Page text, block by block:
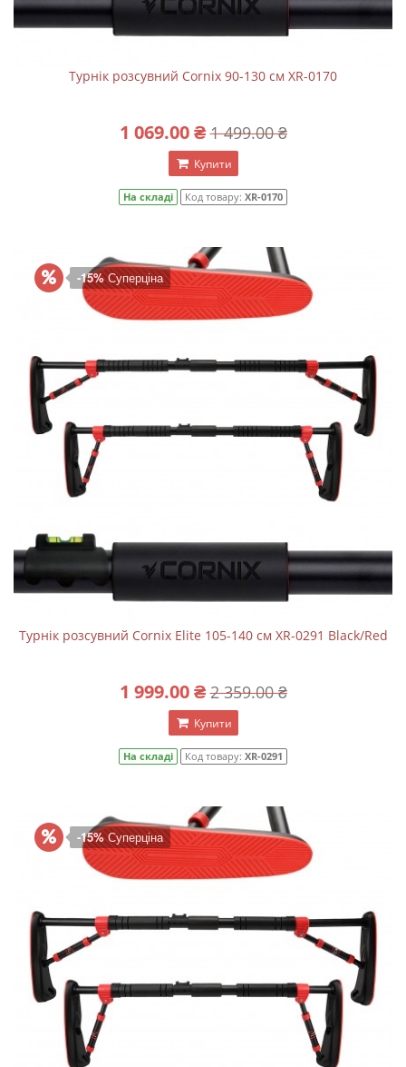
Турнік розсувний Cornix 90-130 см XR-0170
1 069.00 ₴ 1 499.00 ₴
Купити
На складі Код товару: XR-0170
-15% Суперціна
Турнік розсувний Cornix Elite 105-140 см XR-0291 Black/Red
1 999.00 ₴ 2 359.00 ₴
Купити
На складі Код товару: XR-0291
-15% Суперціна